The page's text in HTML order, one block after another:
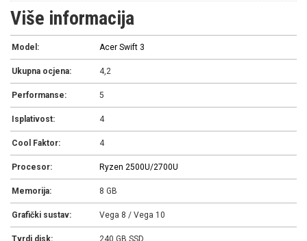
Više informacija
Model: Acer Swift 3
Ukupna ocjena: 4,2
Performanse: 5
Isplativost: 4
Cool Faktor: 4
Procesor: Ryzen 2500U/2700U
Memorija: 8 GB
Grafički sustav: Vega 8 / Vega 10
Tvrdi disk: 240 GB SSD